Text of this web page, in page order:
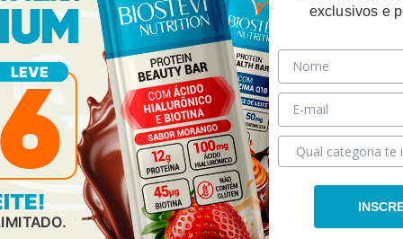
exclusivos e